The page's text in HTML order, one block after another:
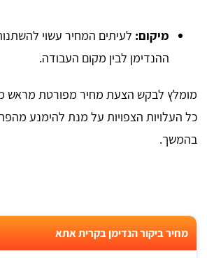
מיקום: לעיתים המחיר עשוי
ההנדימן לבין מקום העבודה.
מומלץ לבקש הצעת מחיר מפורטת מראש
כל העלויות הצפויות על מנת להימנע
בהמשך.
מחיר ביקור הנדימן בקרית אתא